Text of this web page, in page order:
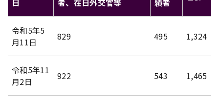
日
者、在日外交官等
績者
令和5年5
月11日
829 495 1,324
令和5年11
月2日
922 543 1,465